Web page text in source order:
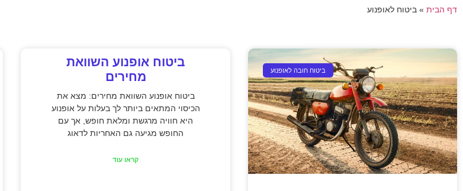
דף הבית » ביטוח לאופנוע
ביטוח חובה לאופנוע
ביטוח אופנוע השוואת
מחירים
ביטוח אופנוע השוואת מחירים: מצא את
הכיסוי המתאים ביותר לך בעלות על אופנוע
היא חוויה מרגשת ומלאת חופש, אך עם
החופש מגיעה גם האחריות לדאוג
קראו עוד